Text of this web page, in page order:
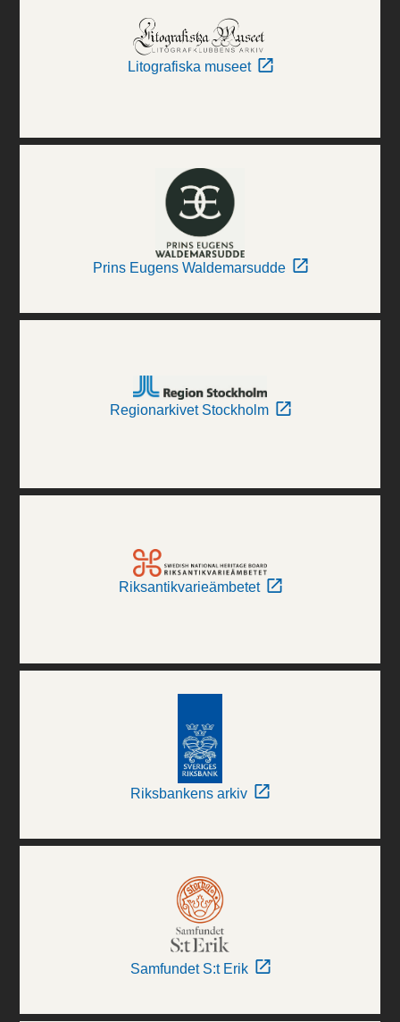
Litografiska museet
Prins Eugens Waldemarsudde
Regionarkivet Stockholm
Riksantikvarieämbetet
Riksbankens arkiv
Samfundet S:t Erik